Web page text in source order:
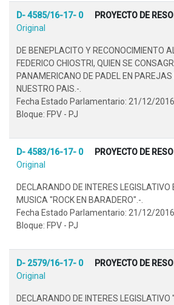
D- 4585/16-17- 0 PROYECTO DE
Original
DE BENEPLACITO Y RECONOCIMIENTO
FEDERICO CHIOSTRI, QUIEN SE
PANAMERICANO DE PADEL EN
NUESTRO PAIS.-.
Fecha Estado Parlamentario: 21/12/2016
Bloque: FPV - PJ
D- 4583/16-17- 0 PROYECTO DE
Original
DECLARANDO DE INTERES LEGISLATIVO
MUSICA "ROCK EN BARADERO".-.
Fecha Estado Parlamentario: 21/12/2016
Bloque: FPV - PJ
D- 2579/16-17- 0 PROYECTO DE
Original
DECLARANDO DE INTERES